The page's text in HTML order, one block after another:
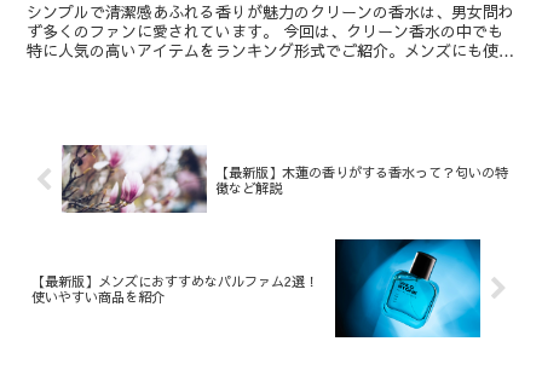
シンプルで清潔感あふれる香りが魅力のクリーンの香水は、男女問わ
ず多くのファンに愛されています。 今回は、クリーン香水の中でも
特に人気の高いアイテムをランキング形式でご紹介。メンズにも使え
【最新版】木蓮の香りがする香水って？匂いの特
徴など解説
【最新版】メンズにおすすめなパルファム2選！
使いやすい商品を紹介